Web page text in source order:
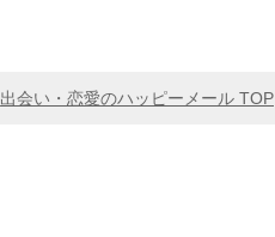
出会い・恋愛のハッピーメール TOP